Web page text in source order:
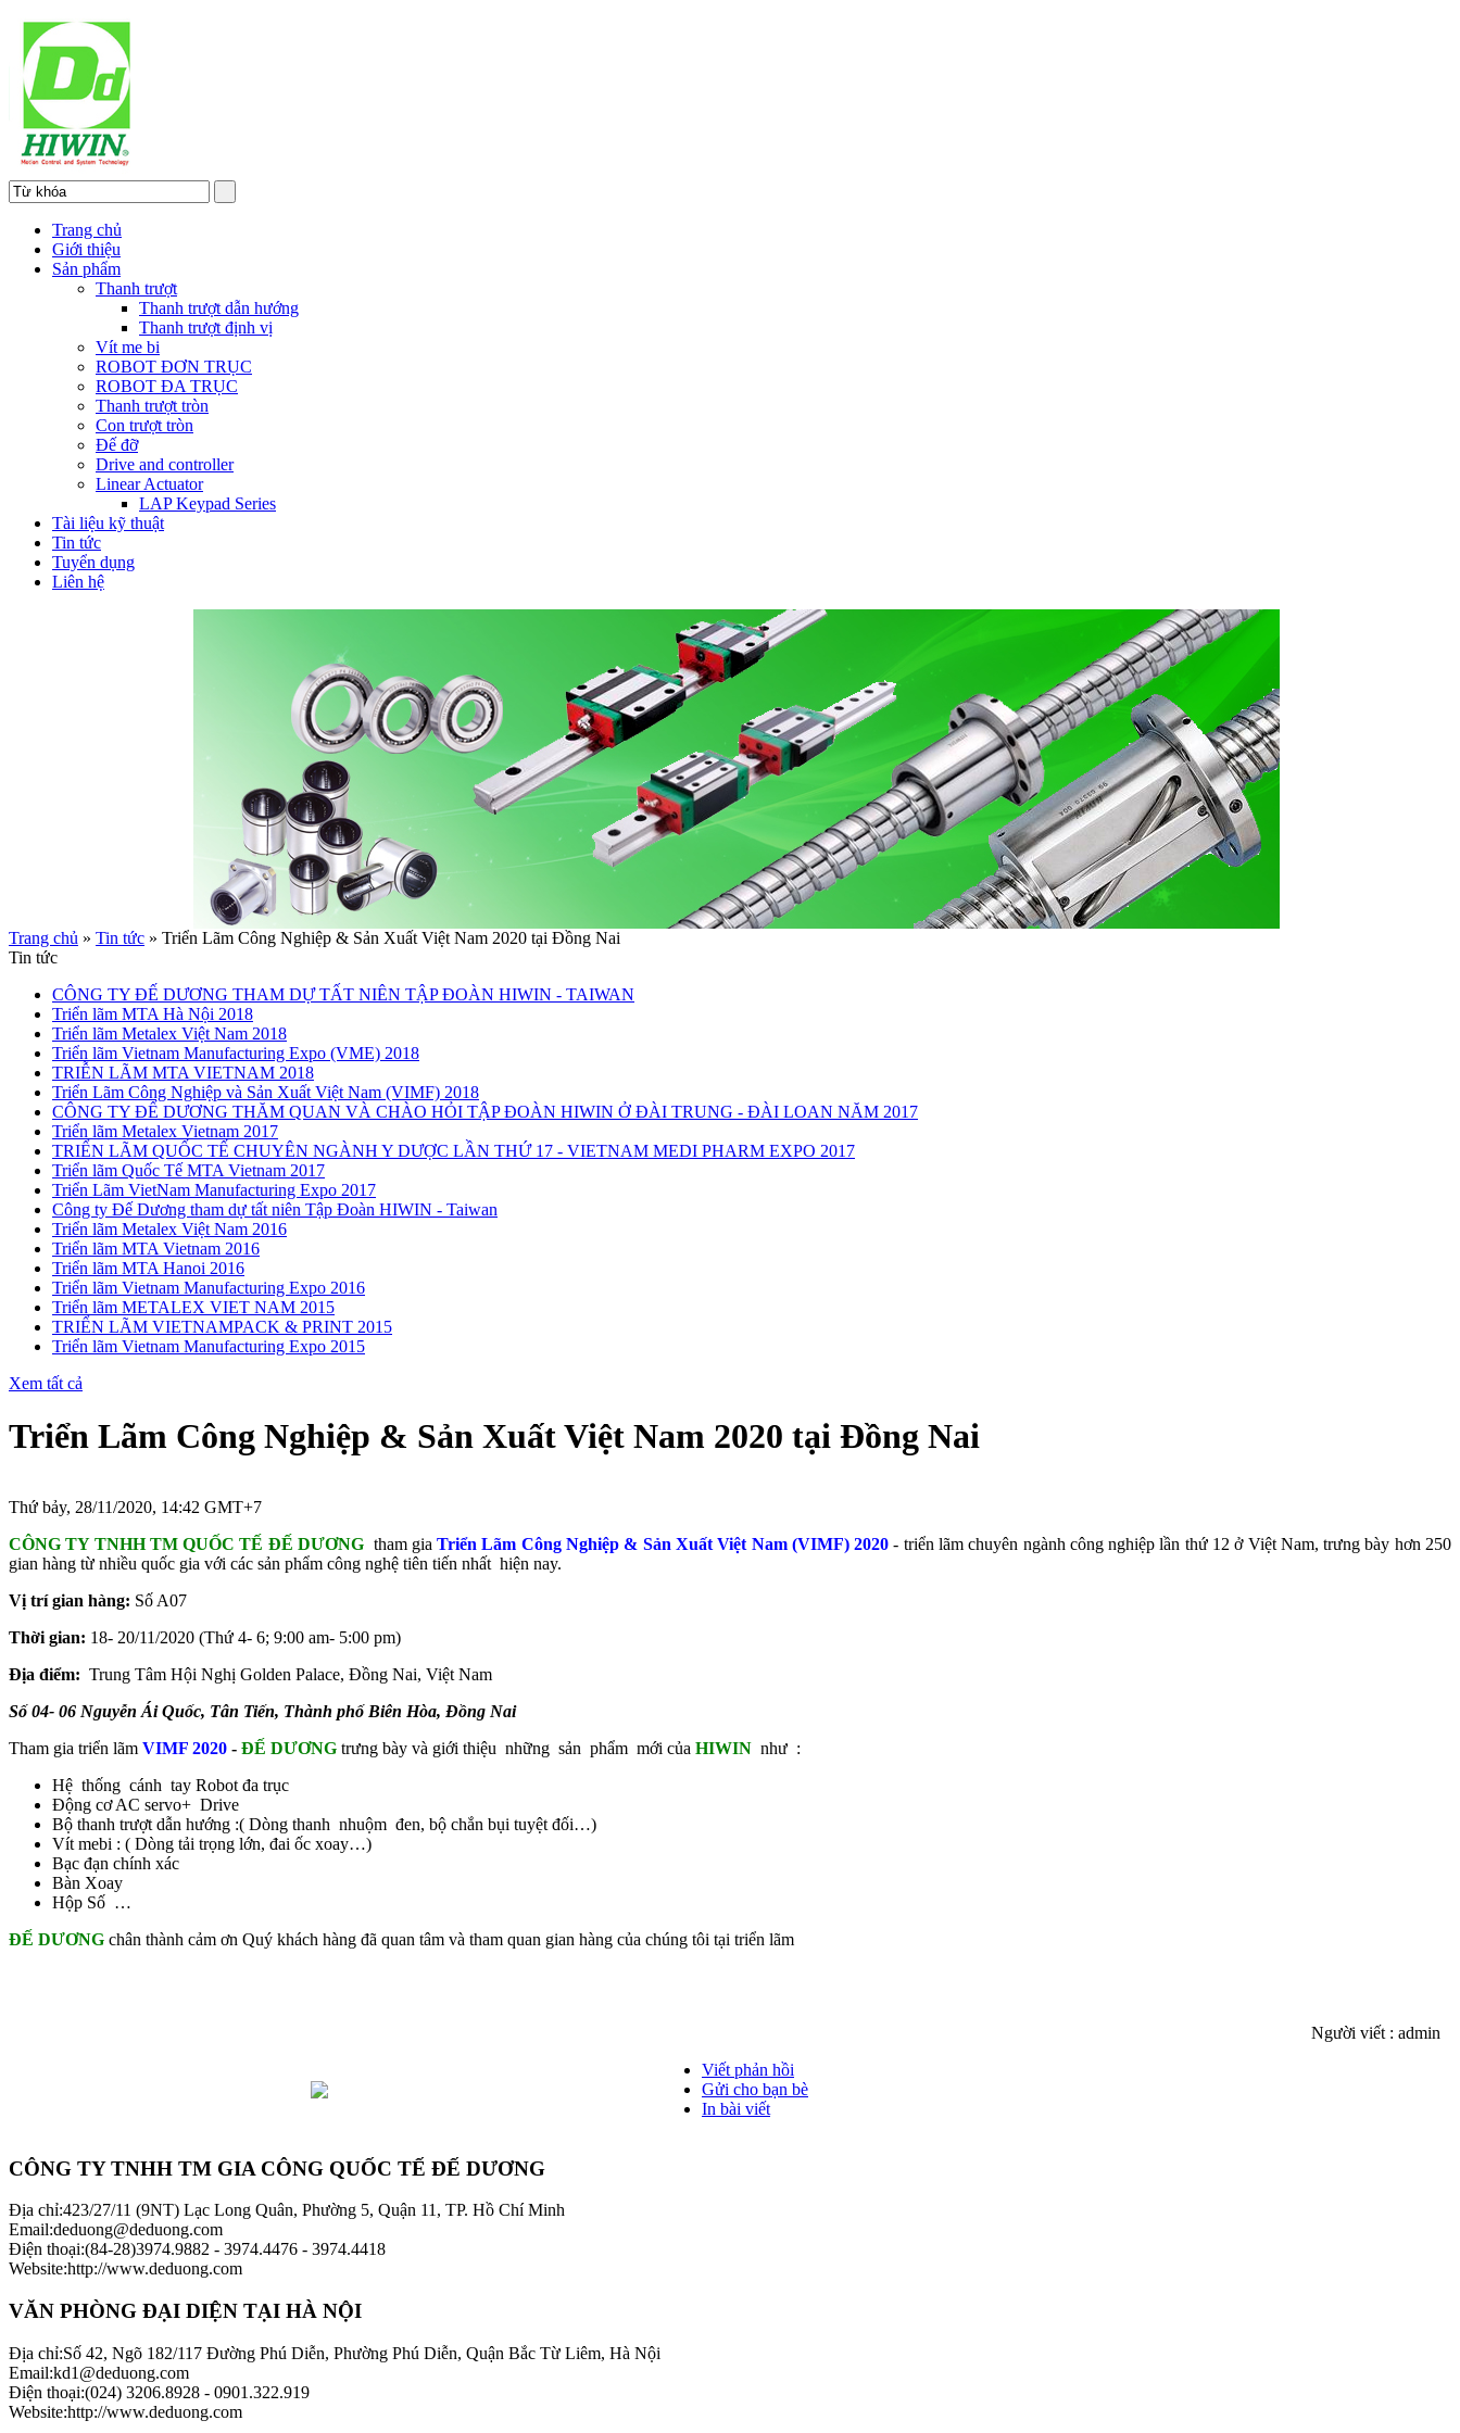
Trang chủ
Giới thiệu
Sản phẩm
Thanh trượt
Thanh trượt dẫn hướng
Thanh trượt định vị
Vít me bi
ROBOT ĐƠN TRỤC
ROBOT ĐA TRỤC
Thanh trượt tròn
Con trượt tròn
Đế đỡ
Drive and controller
Linear Actuator
LAP Keypad Series
Tài liệu kỹ thuật
Tin tức
Tuyển dụng
Liên hệ
Trang chủ » Tin tức » Triển Lãm Công Nghiệp & Sản Xuất Việt Nam 2020 tại Đồng Nai
Tin tức
CÔNG TY ĐẾ DƯƠNG THAM DỰ TẤT NIÊN TẬP ĐOÀN HIWIN - TAIWAN
Triển lãm MTA Hà Nội 2018
Triển lãm Metalex Việt Nam 2018
Triển lãm Vietnam Manufacturing Expo (VME) 2018
TRIỄN LÃM MTA VIETNAM 2018
Triển Lãm Công Nghiệp và Sản Xuất Việt Nam (VIMF) 2018
CÔNG TY ĐẾ DƯƠNG THĂM QUAN VÀ CHÀO HỎI TẬP ĐOÀN HIWIN Ở ĐÀI TRUNG - ĐÀI LOAN NĂM 2017
Triển lãm Metalex Vietnam 2017
TRIỂN LÃM QUỐC TẾ CHUYÊN NGÀNH Y DƯỢC LẦN THỨ 17 - VIETNAM MEDI PHARM EXPO 2017
Triển lãm Quốc Tế MTA Vietnam 2017
Triển Lãm VietNam Manufacturing Expo 2017
Công ty Đế Dương tham dự tất niên Tập Đoàn HIWIN - Taiwan
Triển lãm Metalex Việt Nam 2016
Triển lãm MTA Vietnam 2016
Triển lãm MTA Hanoi 2016
Triển lãm Vietnam Manufacturing Expo 2016
Triển lãm METALEX VIET NAM 2015
TRIỂN LÃM VIETNAMPACK & PRINT 2015
Triển lãm Vietnam Manufacturing Expo 2015
Xem tất cả
Triển Lãm Công Nghiệp & Sản Xuất Việt Nam 2020 tại Đồng Nai
Thứ bảy, 28/11/2020, 14:42 GMT+7
CÔNG TY TNHH TM QUỐC TẾ ĐẾ DƯƠNG tham giaTriển Lãm Công Nghiệp & Sản Xuất Việt Nam (VIMF) 2020- triển lãm chuyên ngành công nghiệp lần thứ 12 ở Việt Nam, trưng bày hơn 250
gian hàng từ nhiều quốc gia với các sản phẩm công nghệ tiên tiến nhất hiện nay.
Vị trí gian hàng: Số A07
Thời gian: 18- 20/11/2020 (Thứ 4- 6; 9:00 am- 5:00 pm)
Địa điểm: Trung Tâm Hội Nghị Golden Palace, Đồng Nai, Việt Nam
Số 04- 06 Nguyễn Ái Quốc, Tân Tiến, Thành phố Biên Hòa, Đồng Nai
Tham gia triển lãm VIMF 2020 - ĐẾ DƯƠNG trưng bày và giới thiệu những sản phẩm mới của HIWIN như :
Hệ thống cánh tay Robot đa trục
Động cơ AC servo+ Drive
Bộ thanh trượt dẫn hướng :( Dòng thanh nhuộm đen, bộ chắn bụi tuyệt đối…)
Vít mebi : ( Dòng tải trọng lớn, đai ốc xoay…)
Bạc đạn chính xác
Bàn Xoay
Hộp Số …
ĐẾ DƯƠNG chân thành cảm ơn Quý khách hàng đã quan tâm và tham quan gian hàng của chúng tôi tại triển lãm
Người viết : admin
Viết phản hồi
Gửi cho bạn bè
In bài viết
CÔNG TY TNHH TM GIA CÔNG QUỐC TẾ ĐẾ DƯƠNG
Địa chỉ:423/27/11 (9NT) Lạc Long Quân, Phường 5, Quận 11, TP. Hồ Chí Minh
Email:deduong@deduong.com
Điện thoại:(84-28)3974.9882 - 3974.4476 - 3974.4418
Website:http://www.deduong.com
VĂN PHÒNG ĐẠI DIỆN TẠI HÀ NỘI
Địa chỉ:Số 42, Ngõ 182/117 Đường Phú Diễn, Phường Phú Diễn, Quận Bắc Từ Liêm, Hà Nội
Email:kd1@deduong.com
Điện thoại:(024) 3206.8928 - 0901.322.919
Website:http://www.deduong.com